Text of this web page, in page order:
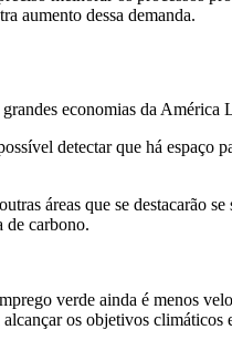
aumento dessa demanda.
economias da América
detectar que há espaço
áreas que se destacarão
de carbono.
verde ainda é menos
os objetivos climáticos